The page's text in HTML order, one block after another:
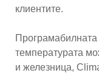
клиентите.
температурата
и железница,